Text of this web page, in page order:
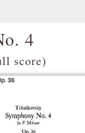
4
score)